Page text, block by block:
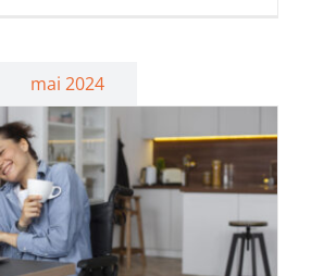
mai 2024